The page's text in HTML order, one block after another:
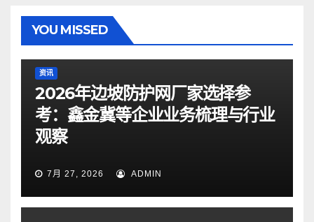
YOU MISSED
资讯
2026年边坡防护网厂家选择参
考：鑫金冀等企业业务梳理与行业
观察
7月 27, 2026 ADMIN